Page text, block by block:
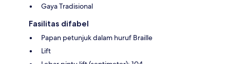
Gaya Tradisional
Fasilitas difabel
Papan petunjuk dalam huruf Braille
Lift